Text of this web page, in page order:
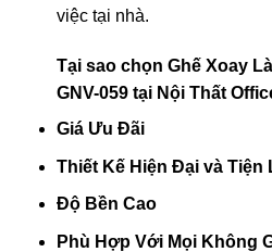
việc tại nhà.
Tại sao chọn Ghế Xoay
GNV-059 tại Nội Thất
Giá Ưu Đãi
Thiết Kế Hiện Đại và Tiện
Độ Bền Cao
Phù Hợp Với Mọi Không